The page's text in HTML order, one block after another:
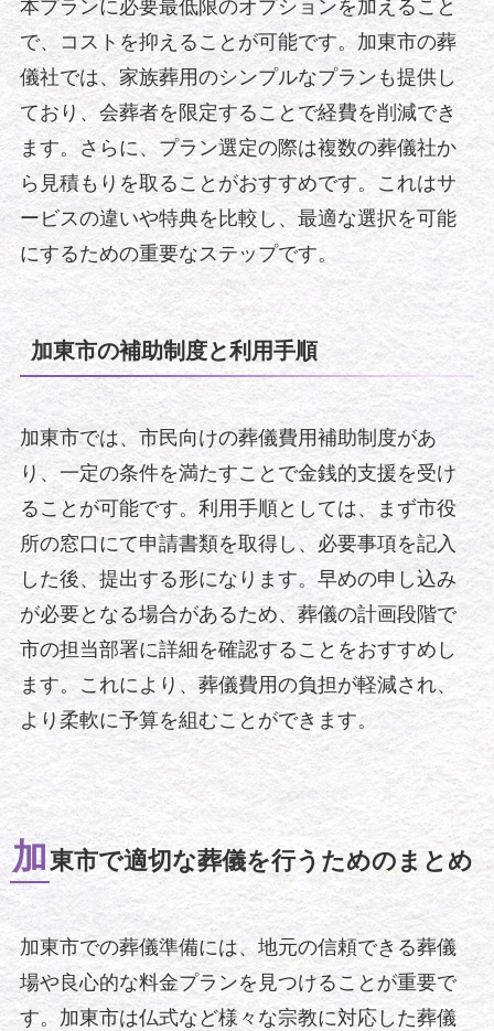
本プランに必要最低限のオプションを加えること
で、コストを抑えることが可能です。加東市の葬
儀社では、家族葬用のシンプルなプランも提供し
ており、会葬者を限定することで経費を削減でき
ます。さらに、プラン選定の際は複数の葬儀社か
ら見積もりを取ることがおすすめです。これはサ
ービスの違いや特典を比較し、最適な選択を可能
にするための重要なステップです。
加東市の補助制度と利用手順
加東市では、市民向けの葬儀費用補助制度があ
り、一定の条件を満たすことで金銭的支援を受け
ることが可能です。利用手順としては、まず市役
所の窓口にて申請書類を取得し、必要事項を記入
した後、提出する形になります。早めの申し込み
が必要となる場合があるため、葬儀の計画段階で
市の担当部署に詳細を確認することをおすすめし
ます。これにより、葬儀費用の負担が軽減され、
より柔軟に予算を組むことができます。
加東市で適切な葬儀を行うためのまとめ
加東市での葬儀準備には、地元の信頼できる葬儀
場や良心的な料金プランを見つけることが重要で
す。加東市は仏式など様々な宗教に対応した葬儀